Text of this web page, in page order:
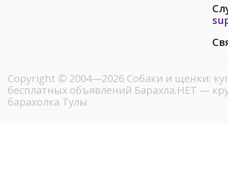
Copyright © 2004—2026 Собаки и щенки:
бесплатных объявлений Барахла.НЕТ —
барахолка Тулы